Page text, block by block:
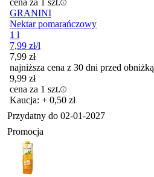
GRANINI
Nektar pomarańczowy
1 l
7,99 zł/l
7,99 zł
najniższa cena z 30 dni przed obniżką
9,99 zł
cena za 1 szt.
Kaucja: + 0,50 zł
Przydatny do 02-01-2027
Promocja